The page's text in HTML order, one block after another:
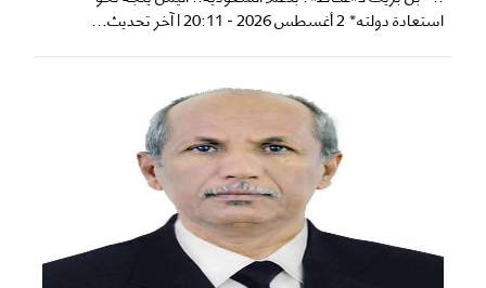
استعادة دولته* 2 أغسطس 2026 - 20:11 | آخر تحديث...